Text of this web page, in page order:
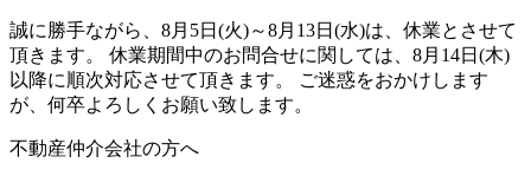
誠に勝手ながら、8月5日(火)～8月13日(水)は、休業とさせて
頂きます。 休業期間中のお問合せに関しては、8月14日(木)
以降に順次対応させて頂きます。 ご迷惑をおかけします
が、何卒よろしくお願い致します。
不動産仲介会社の方へ